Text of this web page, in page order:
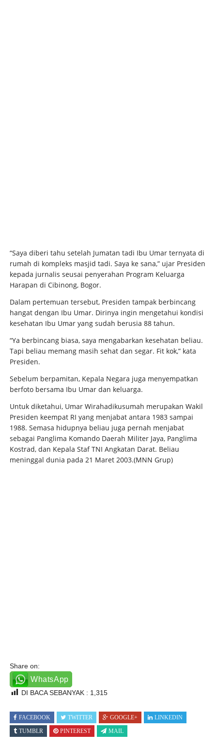
“Saya diberi tahu setelah Jumatan tadi Ibu Umar ternyata di
rumah di kompleks masjid tadi. Saya ke sana,” ujar Presiden
kepada jurnalis seusai penyerahan Program Keluarga
Harapan di Cibinong, Bogor.
Dalam pertemuan tersebut, Presiden tampak berbincang
hangat dengan Ibu Umar. Dirinya ingin mengetahui kondisi
kesehatan Ibu Umar yang sudah berusia 88 tahun.
“Ya berbincang biasa, saya mengabarkan kesehatan beliau.
Tapi beliau memang masih sehat dan segar. Fit kok,” kata
Presiden.
Sebelum berpamitan, Kepala Negara juga menyempatkan
berfoto bersama Ibu Umar dan keluarga.
Untuk diketahui, Umar Wirahadikusumah merupakan Wakil
Presiden keempat RI yang menjabat antara 1983 sampai
1988. Semasa hidupnya beliau juga pernah menjabat
sebagai Panglima Komando Daerah Militer Jaya, Panglima
Kostrad, dan Kepala Staf TNI Angkatan Darat. Beliau
meninggal dunia pada 21 Maret 2003.(MNN Grup)
Share on:
WhatsApp
DI BACA SEBANYAK : 1,315
FACEBOOK TWITTER GOOGLE+
LINKEDIN
TUMBLR
PINTEREST MAIL